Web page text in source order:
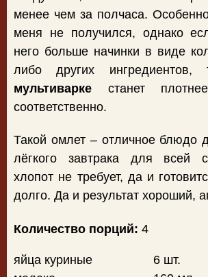
менее чем за полчаса.
меня не получился, однако
него больше начинки в виде
либо других
мультиварке станет
соответственно.
Такой омлет – отличное блюдо
лёгкого завтрака для всей
хлопот не требует, да и
долго. Да и результат хороший,
Количество порций: 4
яйца куриные
6 шт.